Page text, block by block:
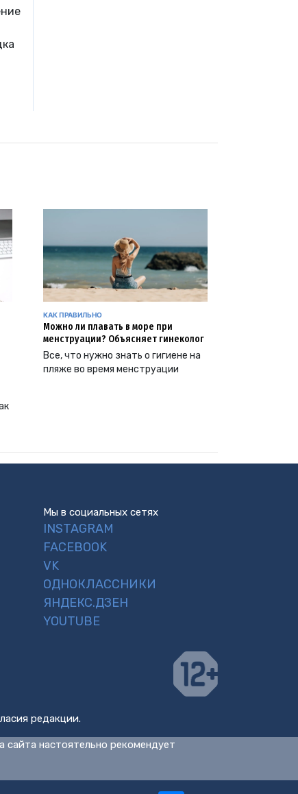
КАК ПРАВИЛЬНО
Можно ли плавать в море при
менструации? Объясняет гинеколог
Все, что нужно знать о гигиене на
пляже во время менструации
Мы в социальных сетях
INSTAGRAM
FACEBOOK
VK
ОДНОКЛАССНИКИ
ЯНДЕКС.ДЗЕН
YOUTUBE
редакции.
настоятельно рекомендует